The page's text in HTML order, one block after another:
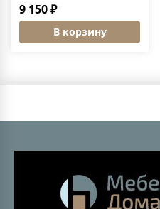
9 150 ₽
В корзину